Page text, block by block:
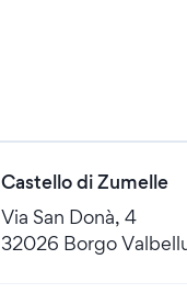
Castello di Zumelle
Via San Donà, 4
32026 Borgo